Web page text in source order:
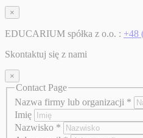
×
EDUCARIUM spółka z o.o. : +48
Skontaktuj się z nami
×
Contact Page
Nazwa firmy lub organizacji *
Imię
Nazwisko *